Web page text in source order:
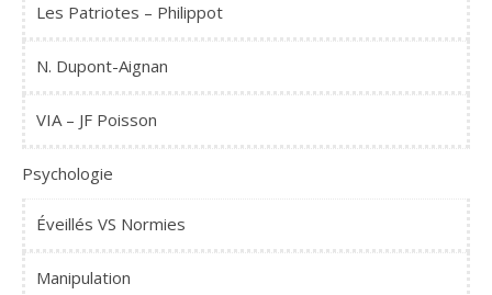
Les Patriotes – Philippot
N. Dupont-Aignan
VIA – JF Poisson
Psychologie
Éveillés VS Normies
Manipulation